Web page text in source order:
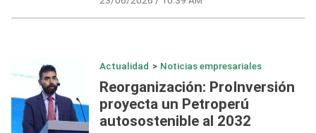
Actualidad > Noticias empresariales
Reorganización: ProInversión
proyecta un Petroperú
autosostenible al 2032